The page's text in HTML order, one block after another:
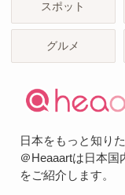
スポット
グルメ
日本をもっと知り
＠Heaaartは日本
をご紹介します。